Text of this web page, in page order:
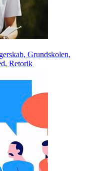
Grundskolen,
Retorik